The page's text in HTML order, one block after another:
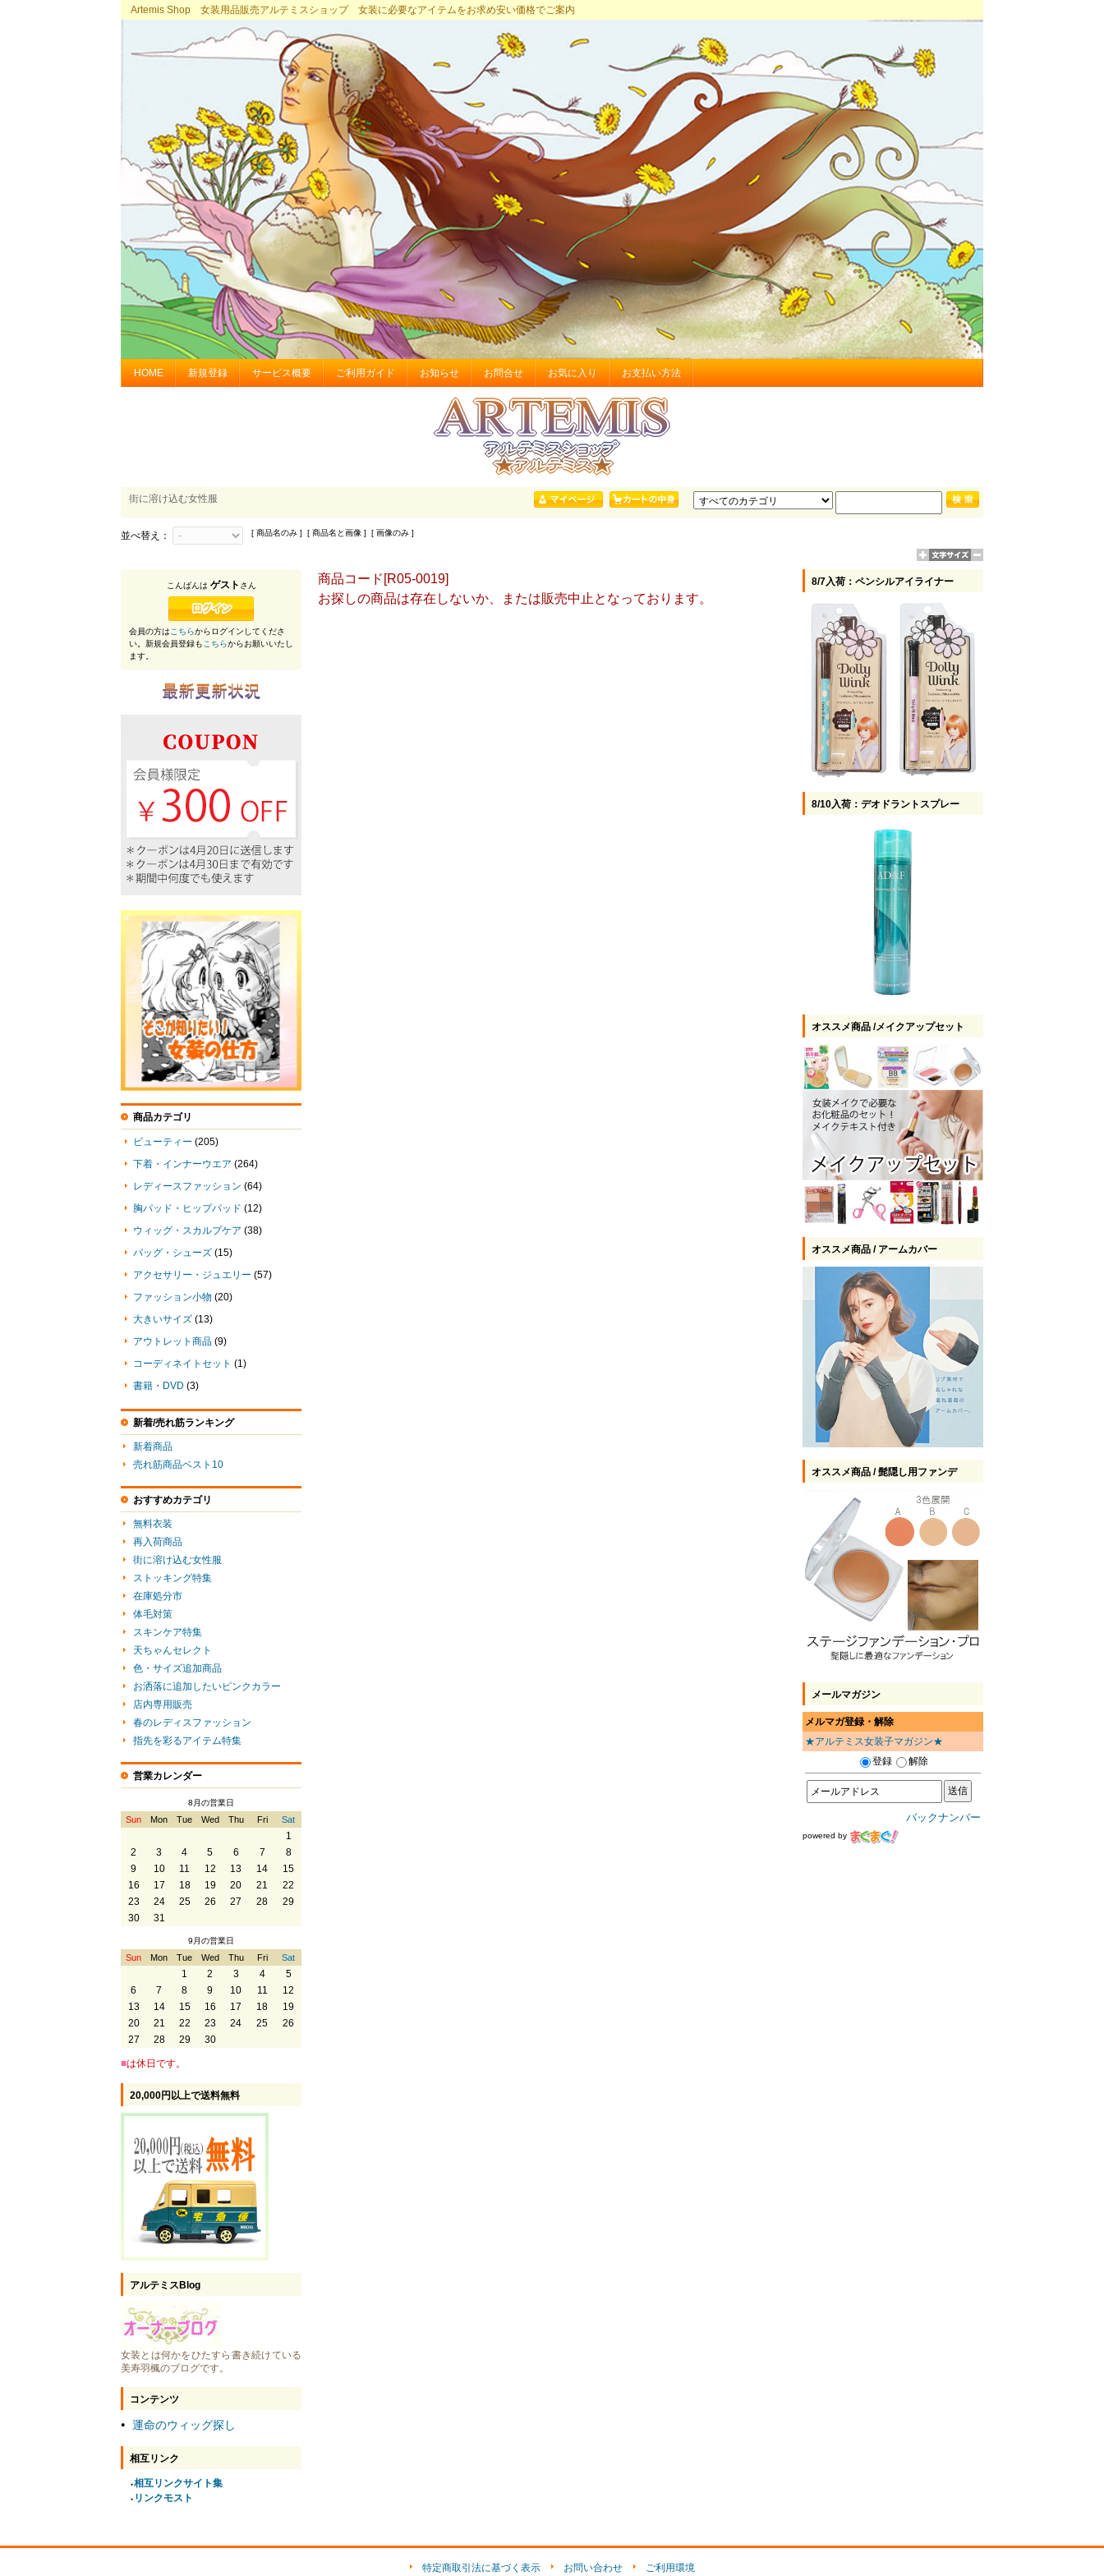
Artemis Shop 女装用品販売アルテミスショップ 女装に必要なアイテムをお求め安い価格でご案内
HOME 新規登録 サービス概要 ご利用ガイド お知らせ お問合せ お気に入り お支払い方法
街に溶け込む女性服
並べ替え： [ 商品名のみ ] [ 商品名と画像 ] [ 画像のみ ]
商品コード[R05-0019]
お探しの商品は存在しないか、または販売中止となっております。
こんばんは ゲスト さん
会員の方はこちらからログインしてくださ
い。新規会員登録もこちらからお願いいたし
ます。
商品カテゴリ
ビューティー (205)
下着・インナーウエア (264)
レディースファッション (64)
胸パッド・ヒップパッド (12)
ウィッグ・スカルプケア (38)
バッグ・シューズ (15)
アクセサリー・ジュエリー (57)
ファッション小物 (20)
大きいサイズ (13)
アウトレット商品 (9)
コーディネイトセット (1)
書籍・DVD (3)
新着/売れ筋ランキング
新着商品
売れ筋商品ベスト10
おすすめカテゴリ
無料衣装
再入荷商品
街に溶け込む女性服
ストッキング特集
在庫処分市
体毛対策
スキンケア特集
天ちゃんセレクト
色・サイズ追加商品
お洒落に追加したいピンクカラー
店内専用販売
春のレディスファッション
指先を彩るアイテム特集
営業カレンダー
8月の営業日
Sun Mon Tue Wed Thu Fri Sat
1
2
3 4 5 6 7
8
9
10 11 12 13 14
15
16
17 18 19 20 21
22
23
24 25 26 27 28
29
30
31
9月の営業日
Sun Mon Tue Wed Thu Fri Sat
1 2 3 4
5
6
7 8 9 10 11
12
13
14 15 16 17 18
19
20
21 22 23 24 25
26
27
28 29 30
■は休日です。
20,000円以上で送料無料
アルテミスBlog
女装とは何かをひたすら書き続けている
美寿羽楓のブログです。
コンテンツ
● 運命のウィッグ探し
相互リンク
●相互リンクサイト集
● リンクモスト
8/7入荷：ペンシルアイライナー
8/10入荷：デオドラントスプレー
オススメ商品 /メイクアップセット
オススメ商品 / アームカバー
オススメ商品 / 髭隠し用ファンデ
メールマガジン
メルマガ登録・解除
★アルテミス女装子マガジン★
登録
解除
バックナンバー
powered by
特定商取引法に基づく表示 お問い合わせ ご利用環境